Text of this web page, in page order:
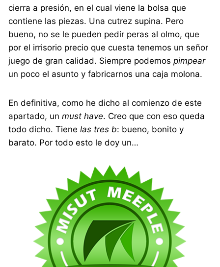
cierra a presión, en el cual viene la bolsa que
contiene las piezas. Una cutrez supina. Pero
bueno, no se le pueden pedir peras al olmo, que
por el irrisorio precio que cuesta tenemos un señor
juego de gran calidad. Siempre podemospimpear
un poco el asunto y fabricarnos una caja molona.
En definitiva, como he dicho al comienzo de este
apartado, un must have. Creo que con eso queda
todo dicho. Tienelas tres b: bueno, bonito y
barato. Por todo esto le doy un…